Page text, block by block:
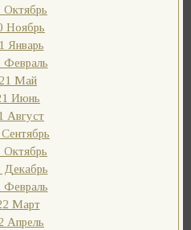
Октябрь
Ноябрь
Январь
Февраль
Май
Июнь
Август
Октябрь
Декабрь
Февраль
Март
Апрель